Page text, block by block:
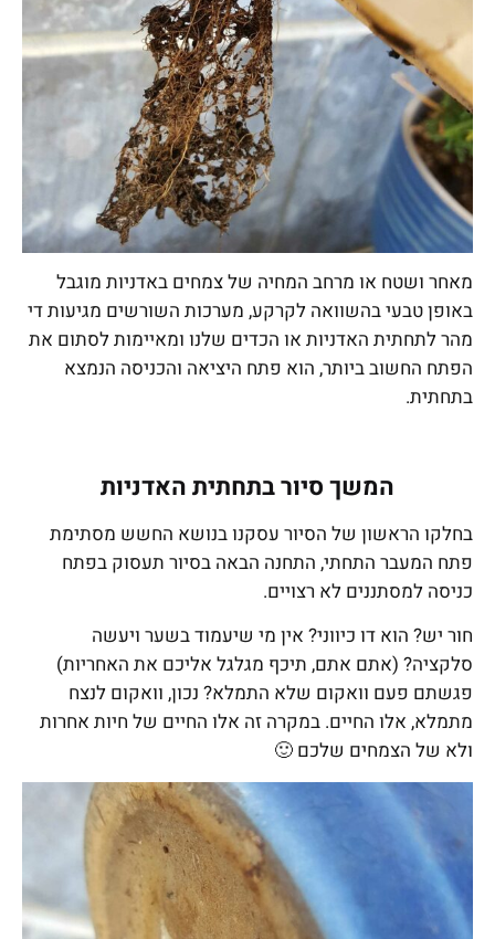
מאחר ושטח או מרחב המחיה של צמחים באדניות מוגבל
באופן טבעי בהשוואה לקרקע, מערכות השורשים מגיעות די
מהר לתחתית האדניות או הכדים שלנו ומאיימות לסתום את
הפתח החשוב ביותר, הוא פתח היציאה והכניסה הנמצא
בתחתית.
המשך סיור בתחתית האדניות
בחלקו הראשון של הסיור עסקנו בנושא החשש מסתימת
פתח המעבר התחתי, התחנה הבאה בסיור תעסוק בפתח
כניסה למסתננים לא רצויים.
חור יש? הוא דו כיווני? אין מי שיעמוד בשער ויעשה
סלקציה? (אתם אתם, תיכף מגלגל אליכם את האחריות)
פגשתם פעם וואקום שלא התמלא? נכון, וואקום לנצח
מתמלא, אלו החיים. במקרה זה אלו החיים של חיות אחרות
ולא של הצמחים שלכם 🙂